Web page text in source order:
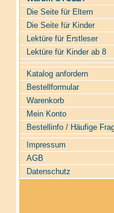
Die Seite für Eltern
Die Seite für Kinder
Lektüre für Erstleser
Lektüre für Kinder ab 8
Katalog anfordern
Bestellformular
Warenkorb
Mein Konto
Bestellinfo / Häufige
Impressum
AGB
Datenschutz